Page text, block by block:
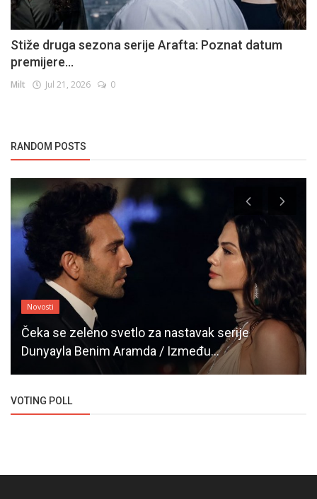
Stiže druga sezona serije Arafta: Poznat datum
premijere...
Milt Jul 21, 2026 0
RANDOM POSTS
Novosti
Čeka se zeleno svetlo za nastavak serije
Dunyayla Benim Aramda / Između...
VOTING POLL